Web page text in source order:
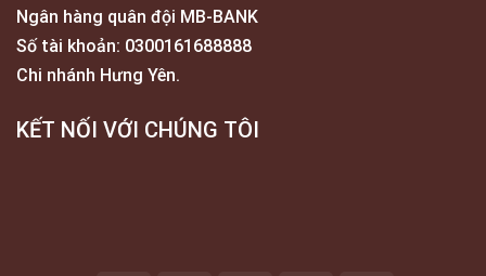
Ngân hàng quân đội MB-BANK
Số tài khoản: 0300161688888
Chi nhánh Hưng Yên.
KẾT NỐI VỚI CHÚNG TÔI